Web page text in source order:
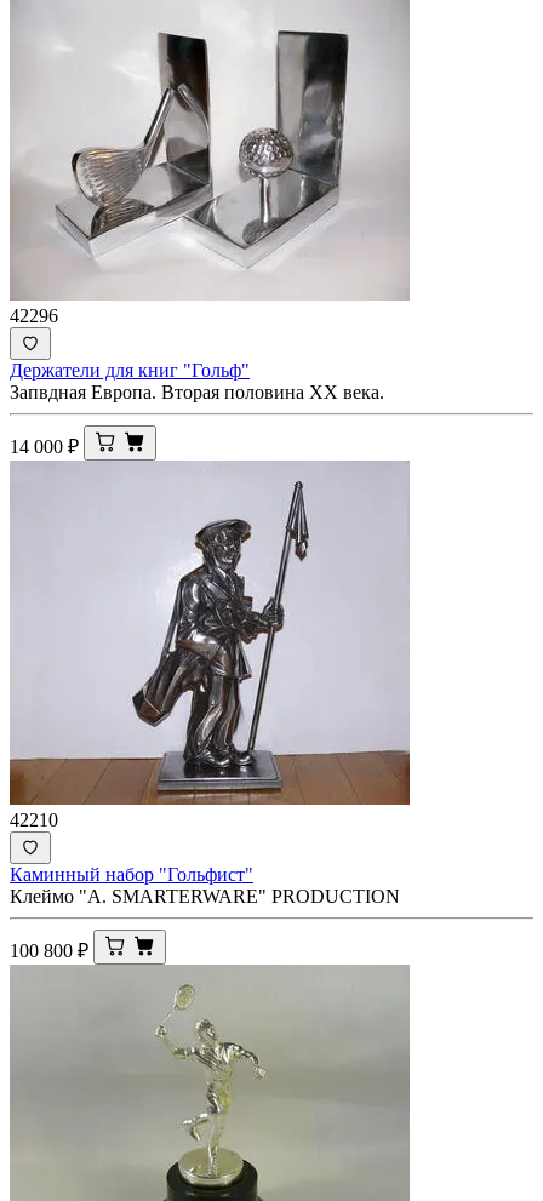
42296
Держатели для книг "Гольф"
Запвдная Европа. Вторая половина ХХ века.
14 000 ₽
42210
Каминный набор "Гольфист"
Клеймо "A. SMARTERWARE" PRODUCTION
100 800 ₽